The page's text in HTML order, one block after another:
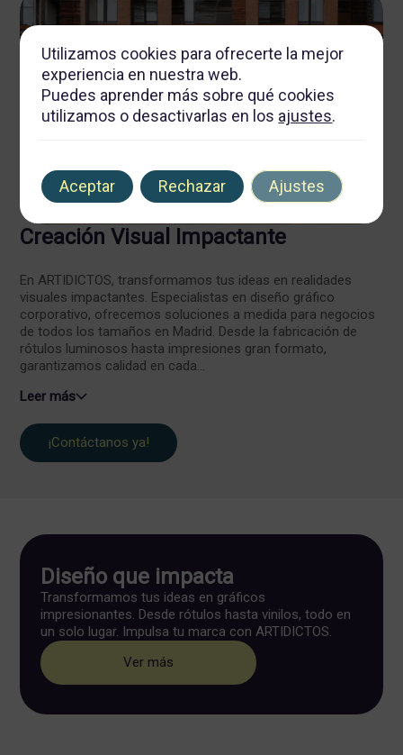
Creación Visual Impactante
En ARTIDICTOS, transformamos tus ideas en realidades
visuales impactantes. Especialistas en diseño gráfico
corporativo, ofrecemos soluciones a medida para negocios
de todos los tamaños en Madrid. Desde la fabricación de
rótulos luminosos hasta impresiones gran formato,
garantizamos calidad en cada...
Leer más
¡Contáctanos ya!
Diseño que impacta
Transformamos tus ideas en gráficos
impresionantes. Desde rótulos hasta vinilos, todo en
un solo lugar. Impulsa tu marca con ARTIDICTOS.
Ver más
Utilizamos cookies para ofrecerte la mejor
experiencia en nuestra web.
Puedes aprender más sobre qué cookies
utilizamos o desactivarlas en los ajustes.
Aceptar Rechazar Ajustes